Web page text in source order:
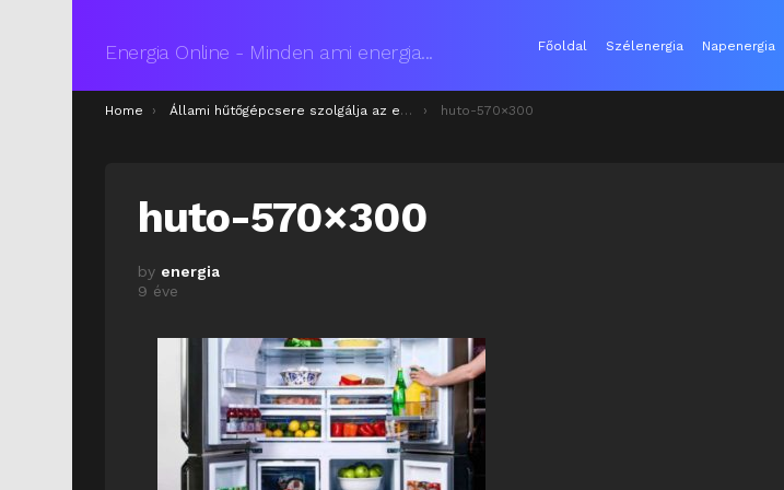
Energia Online - Minden ami energia... Főoldal Szélenergia Napenergia
You are here:
Home Állami hűtőgépcsere szolgálja az energiatakarékosságot huto-570×300
huto-570×300
by energia
9 éve